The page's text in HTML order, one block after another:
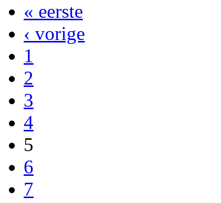
« eerste
‹ vorige
1
2
3
4
5
6
7